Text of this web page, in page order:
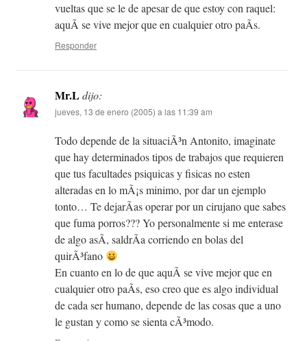
vueltas que se le de apesar de que estoy con raquel:
aquÃ­ se vive mejor que en cualquier otro paÃ­s.
Responder
Mr.Ldijo:
jueves, 13 de enero (2005) a las 11:39 am
Todo depende de la situaciÃ³n Antonito, imaginate
que hay determinados tipos de trabajos que requieren
que tus facultades psiquicas y fisicas no esten
alteradas en lo mÃ¡s minimo, por dar un ejemplo
tonto… Te dejarÃ­as operar por un cirujano que sabes
que fuma porros??? Yo personalmente si me enterase
de algo asÃ­, saldrÃ­a corriendo en bolas del
quirÃ³fano
En cuanto en lo de que aquÃ­ se vive mejor que en
cualquier otro paÃ­s, eso creo que es algo individual
de cada ser humano, depende de las cosas que a uno
le gustan y como se sienta cÃ³modo.